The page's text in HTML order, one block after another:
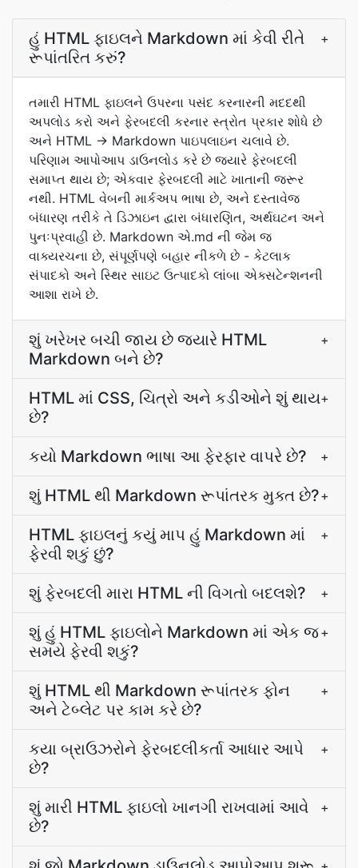
હું HTML ફાઇલને Markdown માં કેવી રીતે
રૂપાંતરિત કરું?
+
તમારી HTML ફાઇલને ઉપરના પસંદ કરનારની મદદથી
અપલોડ કરો અને ફેરબદલી કરનાર સ્ત્રોત પ્રકાર શોધે છે
અને HTML → Markdown પાઇપલાઇન ચલાવે છે.
પરિણામ આપોઆપ ડાઉનલોડ કરે છે જ્યારે ફેરબદલી
સમાપ્ત થાય છે; એકવાર ફેરબદલી માટે ખાતાની જરૂર
નથી. HTML વેબની માર્કઅપ ભાષા છે, અને દસ્તાવેજ
બંધારણ તરીકે તે ડિઝાઇન દ્વારા બંધારણિત, અર્થઘટન અને
પુનઃપ્રવાહી છે. Markdown એ.md ની જેમ જ
વાક્યરચના છે, સંપૂર્ણપણે બહાર નીકળે છે - કેટલાક
સંપાદકો અને સ્થિર સાઇટ ઉત્પાદકો લાંબા એક્સટેન્શનની
આશા રાખે છે.
શું ખરેખર બચી જાય છે જ્યારે HTML
Markdown બને છે?
+
HTML માં CSS, ચિત્રો અને કડીઓને શું થાય
છે?
+
કયો Markdown ભાષા આ ફેરફાર વાપરે છે? +
શું HTML થી Markdown રૂપાંતરક મુક્ત છે?+
HTML ફાઇલનું કયું માપ હું Markdown માં
ફેરવી શકું છું?
+
શું ફેરબદલી મારા HTML ની વિગતો બદલશે? +
શું હું HTML ફાઇલોને Markdown માં એક જ
સમયે ફેરવી શકું?
+
શું HTML થી Markdown રૂપાંતરક ફોન
અને ટેબ્લેટ પર કામ કરે છે?
+
કયા બ્રાઉઝરોને ફેરબદલીકર્તા આધાર આપે
છે?
+
શું મારી HTML ફાઇલો ખાનગી રાખવામાં આવે
છે?
+